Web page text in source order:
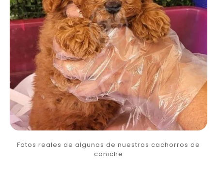
Fotos reales de algunos de nuestros cachorros de
caniche